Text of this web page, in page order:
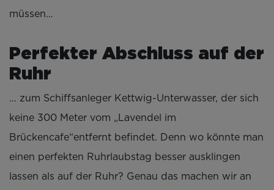
müssen…
Perfekter Abschluss auf der
Ruhr
… zum Schiffsanleger Kettwig-Unterwasser, der sich
keine 300 Meter vom „Lavendel im
Brückencafe“entfernt befindet. Denn wo könnte man
einen perfekten Ruhrlaubstag besser ausklingen
lassen als auf der Ruhr? Genau das machen wir an